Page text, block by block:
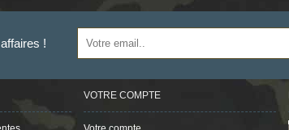
!
VOTRE COMPTE